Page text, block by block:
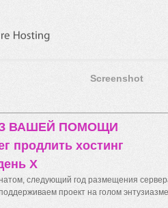
Screenshot
ВАШЕЙ ПОМОЩИ
продлить хостинг
X
следующий год размещения
проект на голом